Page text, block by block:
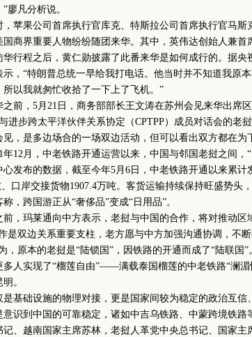
廖凡分析说。
果公司首席执行官库克、特斯拉公司首席执行官马斯
国商界重要人物纷纷随团来华。其中，英伟达创始人兼首
华行程之后，黄仁勋披露了此番来华是如何成行的。据央
示，“特朗普总统一早给我打电话。他当时并不知道我原
以我就匆忙收拾了一下上了飞机。”
，5月21日，商务部部长王文涛在苏州会见来华出席
与进步跨太平洋伙伴关系协定（CPTPP）成员对话会的老
见，是多边场合的一场双边活动，但可以看出双方都在为
年12月，中老铁路开通运营以来，中国与邻国老挝之间，
发布的数据，截至今年5月6日，中老铁路开通以来累计
口岸交接货物1907.4万吨。客货运输持续保持旺盛势头
，跨国游正从“奢侈品”变成“日用品”。
玛莱通向中方表示，老挝与中国的合作，将对推动区
是双边关系重要支柱，老方愿与中方加强沟通协调，不
，原本的老挝是“陆锁国”，因铁路的开通而成了“陆联国
多人实现了“榴莲自由”——满载泰国榴莲的中老铁路“澜湄
。
础设施的物理对接，更是国家间较为稳定的政治互信
识到中国的可靠稳定，诸如中吉乌铁路、中蒙跨境铁路
记、越南国家主席苏林，老挝人革党中央总书记、国家主